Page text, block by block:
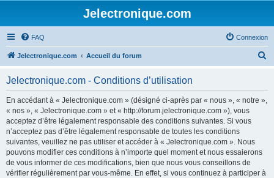
Jelectronique.com
FAQ Connexion
Jelectronique.com Accueil du forum
Jelectronique.com - Conditions d’utilisation
En accédant à « Jelectronique.com » (désigné ci-après par « nous », « notre »,
« nos », « Jelectronique.com » et « http://forum.jelectronique.com »), vous
acceptez d’être légalement responsable des conditions suivantes. Si vous
n’acceptez pas d’être légalement responsable de toutes les conditions
suivantes, veuillez ne pas utiliser et accéder à « Jelectronique.com ». Nous
pouvons modifier ces conditions à n’importe quel moment et nous essaierons
de vous informer de ces modifications, bien que nous vous conseillons de
vérifier régulièrement par vous-même. En effet, si vous continuez à participer à